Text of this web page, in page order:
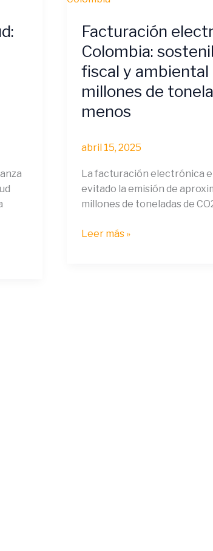
Facturación
Colombia:
fiscal y ambiental
millones de
menos
abril 15, 2025
La facturación electrónica
evitado la emisión de
millones de toneladas de
Colombia:
sostenibilidad
fiscal
y
ambiental
12
de
de
CO2
menos
Leer más »